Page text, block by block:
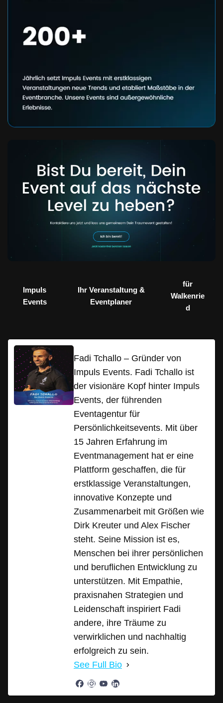
Impuls
Events
Ihr Veranstaltung &
Eventplaner
für
Walkenrie
d
Fadi Tchallo – Gründer von
Impuls Events. Fadi Tchallo ist
der visionäre Kopf hinter Impuls
Events, der führenden
Eventagentur für
Persönlichkeitsevents. Mit über
15 Jahren Erfahrung im
Eventmanagement hat er eine
Plattform geschaffen, die für
erstklassige Veranstaltungen,
innovative Konzepte und
Zusammenarbeit mit Größen wie
Dirk Kreuter und Alex Fischer
steht. Seine Mission ist es,
Menschen bei ihrer persönlichen
und beruflichen Entwicklung zu
unterstützen. Mit Empathie,
praxisnahen Strategien und
Leidenschaft inspiriert Fadi
andere, ihre Träume zu
verwirklichen und nachhaltig
erfolgreich zu sein.
See Full Bio